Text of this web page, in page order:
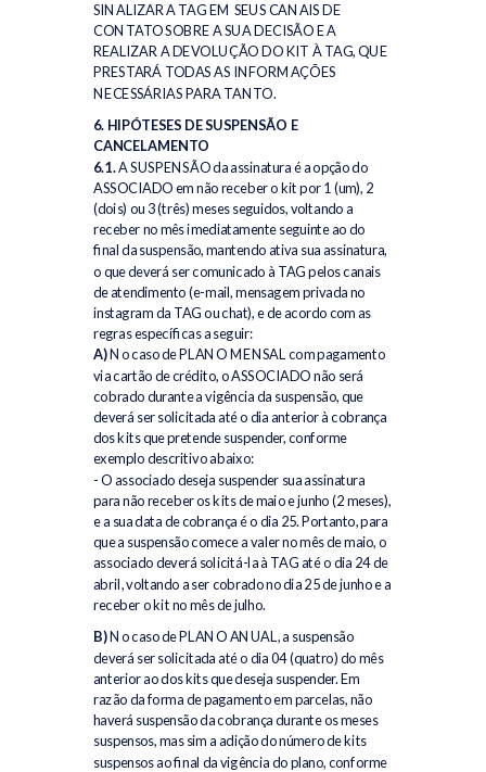
SINALIZAR A TAG EM SEUS CANAIS DE
CONTATO SOBRE A SUA DECISÃO E A
REALIZAR A DEVOLUÇÃO DO KIT À TAG, QUE
PRESTARÁ TODAS AS INFORMAÇÕES
NECESSÁRIAS PARA TANTO.
6. HIPÓTESES DE SUSPENSÃO E
CANCELAMENTO
6.1. A SUSPENSÃO da assinatura é a opção do
ASSOCIADO em não receber o kit por 1 (um), 2
(dois) ou 3 (três) meses seguidos, voltando a
receber no mês imediatamente seguinte ao do
final da suspensão, mantendo ativa sua assinatura,
o que deverá ser comunicado à TAG pelos canais
de atendimento (e-mail, mensagem privada no
instagram da TAG ou chat), e de acordo com as
regras específicas a seguir:
A)No caso de PLANO MENSAL com pagamento
via cartão de crédito, o ASSOCIADO não será
cobrado durante a vigência da suspensão, que
deverá ser solicitada até o dia anterior à cobrança
dos kits que pretende suspender, conforme
exemplo descritivo abaixo:
- O associado deseja suspender sua assinatura
para não receber os kits de maio e junho (2 meses),
e a sua data de cobrança é o dia 25. Portanto, para
que a suspensão comece a valer no mês de maio, o
associado deverá solicitá-la à TAG até o dia 24 de
abril, voltando a ser cobrado no dia 25 de junho e a
receber o kit no mês de julho.
B)No caso de PLANO ANUAL, a suspensão
deverá ser solicitada até o dia 04 (quatro) do mês
anterior ao dos kits que deseja suspender. Em
razão da forma de pagamento em parcelas, não
haverá suspensão da cobrança durante os meses
suspensos, mas sim a adição do número de kits
suspensos ao final da vigência do plano, conforme